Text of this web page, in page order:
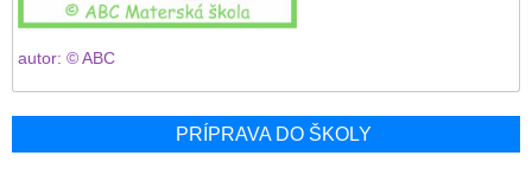
autor: © ABC
PRÍPRAVA DO ŠKOLY